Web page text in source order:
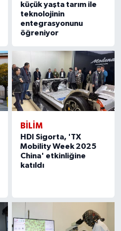
küçük yaşta tarım ile
teknolojinin
entegrasyonunu
öğreniyor
BILIM
HDI Sigorta, 'TX
Mobility Week 2025
China' etkinliğine
katıldı